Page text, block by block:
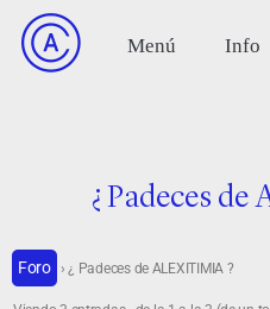
¿ Padeces de
Foro › ¿ Padeces de ALEXITIMIA ?